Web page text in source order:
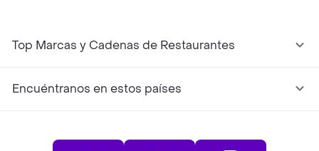
Top Marcas y Cadenas de Restaurantes
Encuéntranos en estos países